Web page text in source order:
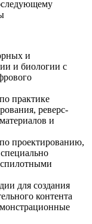
и
и биологии с
практике
реверс-
и
проектированию,
для создания
контента